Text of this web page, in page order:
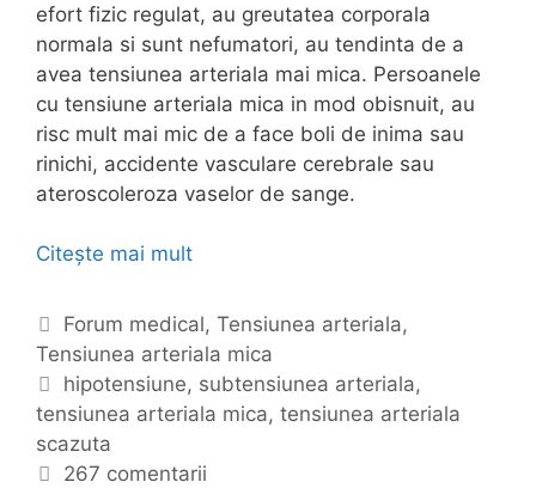
efort fizic regulat, au greutatea corporala
normala si sunt nefumatori, au tendinta de a
avea tensiunea arteriala mai mica. Persoanele
cu tensiune arteriala mica in mod obisnuit, au
risc mult mai mic de a face boli de inima sau
rinichi, accidente vasculare cerebrale sau
ateroscoleroza vaselor de sange.
Citește mai mult
n
s
u
e
C
a
t
e
g
o
Forum medical,Tensiunea arteriala,
Tensiunea arteriala mica
E
t
i
c
hipotensiune, subtensiunea arteriala,
tensiunea arteriala mica, tensiunea arteriala
scazuta
267 comentarii